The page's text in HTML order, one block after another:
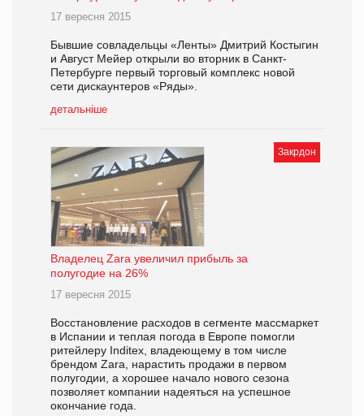
17 вересня 2015
Бывшие совладельцы «Ленты» Дмитрий Костыгин
и Август Мейер открыли во вторник в Санкт-
Петербурге первый торговый комплекс новой
сети дискаунтеров «Ряды».
детальніше
Закрдон
Владелец Zara увеличил прибыль за
полугодие на 26%
17 вересня 2015
Восстановление расходов в сегменте массмаркет
в Испании и теплая погода в Европе помогли
ритейлеру Inditex, владеющему в том числе
брендом Zara, нарастить продажи в первом
полугодии, а хорошее начало нового сезона
позволяет компании надеяться на успешное
окончание года.